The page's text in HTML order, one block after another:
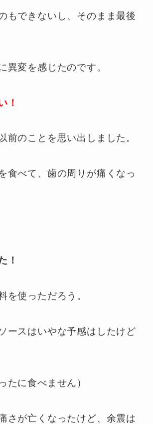
もできないし、そのまま最後
異変を感じたのです。
！
前のことを思い出しました。
食べて、歯の周りが痛くなっ
！
を使っただろう。
ースはいやな予感はしたけど
たに食べません）
さが亡くなったけど、余震は